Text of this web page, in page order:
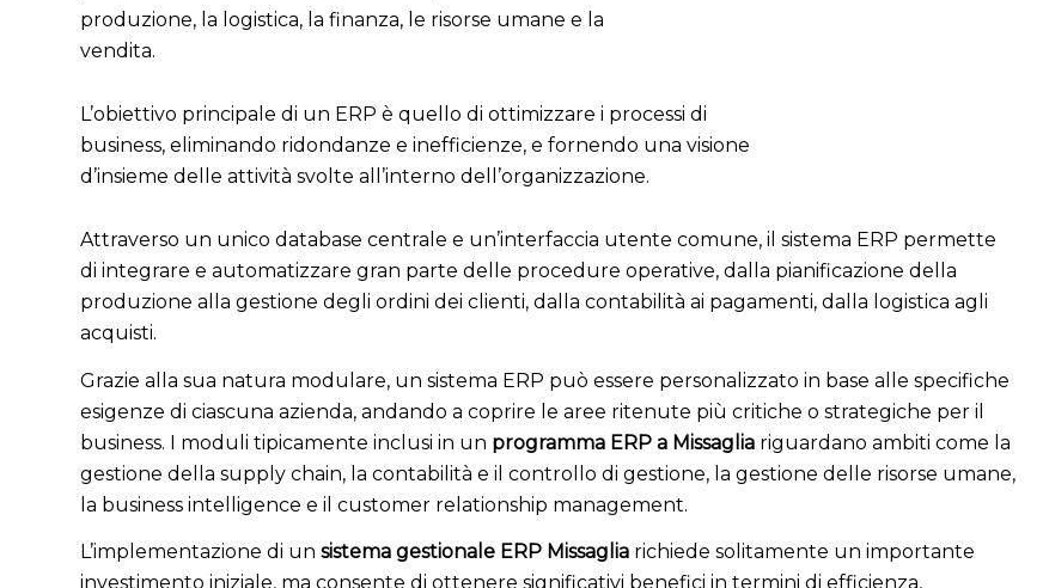
produzione, la logistica, la finanza, le risorse umane e la
vendita.
L’obiettivo principale di un ERP è quello di ottimizzare i processi di
business, eliminando ridondanze e inefficienze, e fornendo una visione
d’insieme delle attività svolte all’interno dell’organizzazione.
Attraverso un unico database centrale e un’interfaccia utente comune, il sistema ERP permette
di integrare e automatizzare gran parte delle procedure operative, dalla pianificazione della
produzione alla gestione degli ordini dei clienti, dalla contabilità ai pagamenti, dalla logistica agli
acquisti.
Grazie alla sua natura modulare, un sistema ERP può essere personalizzato in base alle specifiche
esigenze di ciascuna azienda, andando a coprire le aree ritenute più critiche o strategiche per il
business. I moduli tipicamente inclusi in un programma ERP a Missaglia riguardano ambiti come la
gestione della supply chain, la contabilità e il controllo di gestione, la gestione delle risorse umane,
la business intelligence e il customer relationship management.
L’implementazione di un sistema gestionale ERP Missaglia richiede solitamente un importante
investimento iniziale, ma consente di ottenere significativi benefici in termini di efficienza,